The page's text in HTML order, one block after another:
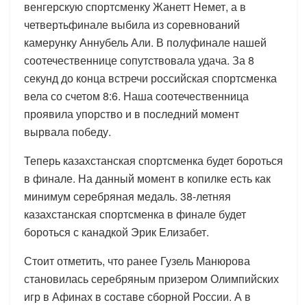
венгерскую спортсменку Жанетт Немет, а в
четвертьфинале выбила из соревнований
камерунку Аннубель Али. В полуфинале нашей
соотечественнице сопутствовала удача. За 8
секунд до конца встречи российская спортсменка
вела со счетом 8:6. Наша соотечественница
проявила упорство и в последний момент
вырвала победу.
Теперь казахстанская спортсменка будет бороться
в финале. На данный момент в копилке есть как
минимум серебряная медаль. 38-летняя
казахстанская спортсменка в финале будет
бороться с канадкой Эрик Елизабет.
Стоит отметить, что ранее Гузель Манюрова
становилась серебряным призером Олимпийских
игр в Афинах в составе сборной России. А в